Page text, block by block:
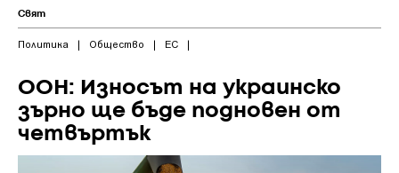
Свят
Политика | Общество | ЕС |
ООН: Износът на украинско
зърно ще бъде подновен от
четвъртък